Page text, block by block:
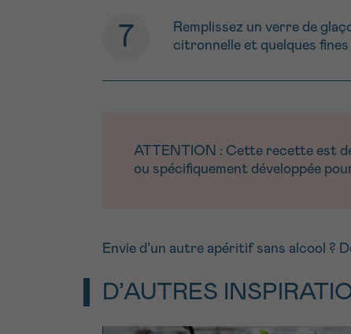
Remplissez un verre de
citronnelle et quelques
ATTENTION : Cette recette est
ou spécifiquement développée
Envie d’un autre apéritif sans alcool ?
D’AUTRES